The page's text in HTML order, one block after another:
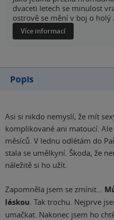
dvaceti letech se minulost
ostrově se mění v boj o holý
Více informací
Popis
Asi si nikdo nemyslí, že mít
komplikované ani matoucí.
měsíců. V lednu odlétám do
stala se umělkyní. Škoda, že
náležitě si ho užít.
Zapomněla jsem se zmínit…
láskou . Tak trochu. Nejprve
umačkat. Nakonec jsem ho